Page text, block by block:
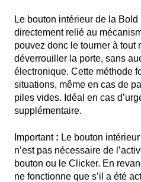
Le bouton intérieur de la
directement relié au
pouvez donc le tourner à tout
déverrouiller la porte, sans
électronique. Cette méthode
situations, même en cas de
piles vides. Idéal en cas
supplémentaire.
Important: Le bouton
n’est pas nécessaire de
bouton ou le Clicker. En
ne fonctionne que s’il a été